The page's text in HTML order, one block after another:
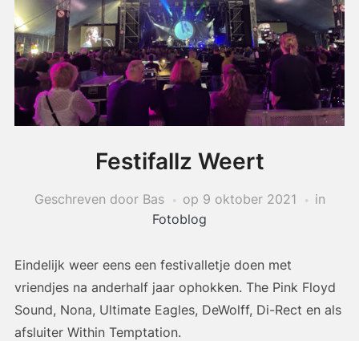
Festifallz Weert
Geschreven door Bas op 9 oktober 2021
in
Fotoblog
Eindelijk weer eens een festivalletje doen met
vriendjes na anderhalf jaar ophokken. The Pink Floyd
Sound, Nona, Ultimate Eagles, DeWolff, Di-Rect en als
afsluiter Within Temptation.